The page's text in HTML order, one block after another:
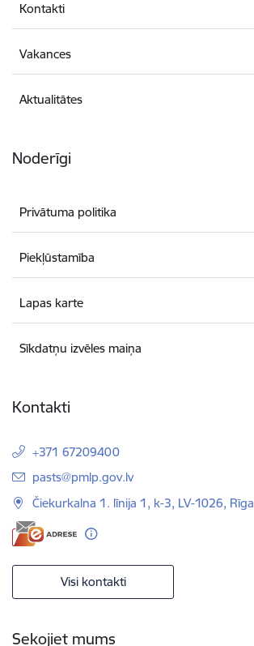
Kontakti
Vakances
Aktualitātes
Noderīgi
Privātuma politika
Piekļūstamība
Lapas karte
Sīkdatņu izvēles maiņa
Kontakti
+371 67209400
E-pasts:
pasts@pmlp.gov.lv
Čiekurkalna 1. līnija 1, k-3, LV-1026, Rīga
Visi kontakti
Sekojiet mums